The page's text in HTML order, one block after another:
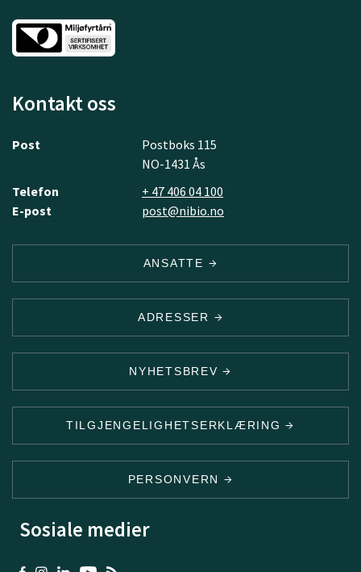
Kontakt oss
Post
Postboks 115
NO-1431 Ås
Telefon
+ 47 406 04 100
E-post
post@nibio.no
ANSATTE
ADRESSER
NYHETSBREV
TILGJENGELIGHETSERKLÆRING
PERSONVERN
Sosiale medier